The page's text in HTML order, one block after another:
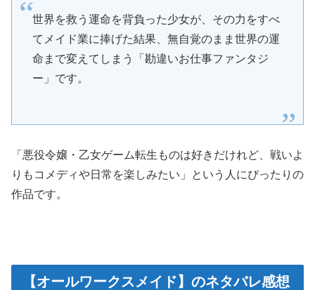
世界を救う運命を背負った少女が、その力をすべ
てメイド業に捧げた結果、無自覚のまま世界の運
命まで変えてしまう「勘違いお仕事ファンタジ
ー」です。
「悪役令嬢・乙女ゲーム転生ものは好きだけれど、戦いよ
りもコメディや日常を楽しみたい」という人にぴったりの
作品です。
【オールワークスメイド】のネタバレ感想